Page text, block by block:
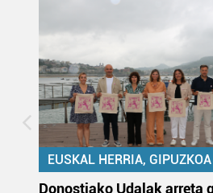
EUSKAL HERRIA, GIPUZKOA
Donostiako Udalak arreta